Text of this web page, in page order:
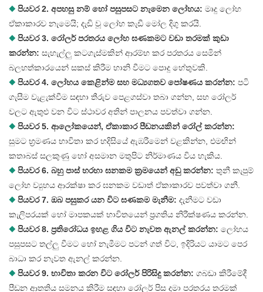
◆ පියවර 2. අපහසු නම් හෝ පසුපසට නැමෙන ලෝහය: මෘදු ලෝහ
ඒකාකාරව නැමෙයි; දැඩි වූ ලෝහ කැඩී මෝල දිගු කරයි.
◆ පියවර 3. රෝලර් පරතරය ලෝහ ඝණකමට වඩා තරමක් කුඩා
කරන්න: සැහැල්ලු කටගැස්මකින් ආරම්භ කර පරතරය සෙමින්
බලහත්කාරයෙන් සකස් කිරීම හානි වීමට පොදු හේතුවකි.
◆ පියවර 4. ලෝහය කෙළින්ම සහ මධ්‍යගතව පෝෂණය කරන්න: පටි
ගැසීම වැළැක්වීම සඳහා තීරුව පෙළගස්වා තබා ගන්න, සහ රෝලර්
වලට ඇතුළු වන විට ස්ථාවර අතින් පාලනය පවත්වා ගන්න.
◆ පියවර 5. ආලෝකයෙන්, ඒකාකාර පීඩනයකින් රෝල් කරන්න:
සුමට භ්‍රමණය භාවිතා කර හදිසියේ ඇඹරීමෙන් වළකින්න, එමඟින්
කතාබස් සලකුණු හෝ අසමාන මතුපිට නිර්මාණය විය හැකිය.
◆ පියවර 6. බහු පාස් හරහා ඝනකම ක්‍රමයෙන් අඩු කරන්න: තුනී කැපුම්
ලෝහ ව්‍යුහය ආරක්ෂා කර ඝනකම වඩාත් ඒකාකාරව පවත්වා ගනී.
◆ පියවර 7. ඔබ පසුකර යන විට ඝණකම මැනීම: දැනීමට වඩා
කැලිපරයක් හෝ මාපකයක් භාවිතයෙන් ප්‍රගතිය නිරීක්ෂණය කරන්න.
◆ පියවර 8. ප්‍රතිරෝධය ඉහළ ගිය විට නැවත ඇනල් කරන්න: ලෝහය
පසුපසට තල්ලු වීමට හෝ නැමීමට පටන් ගත් විට, ඉදිරියට යාමට පෙර
බාධා කර නැවත ඇනල් කරන්න.
◆ පියවර 9. භාවිතා කරන විට රෝලර් පිරිසිදු කරන්න: ගබඩා කිරීමේදී
පීඩන ආතතිය සමනය කිරීම සඳහා රෝලර් පිස දමා පරතරය තරමක්